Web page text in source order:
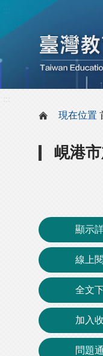
現在位置
峴港
顯示
線上
全文
加入
問題